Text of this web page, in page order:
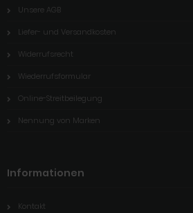
Unsere AGB
Liefer- und Versandkosten
Widerrufsrecht
Wiederrufsformular
Online-Streitbeilegung
Nennung von Marken
Informationen
Kontakt